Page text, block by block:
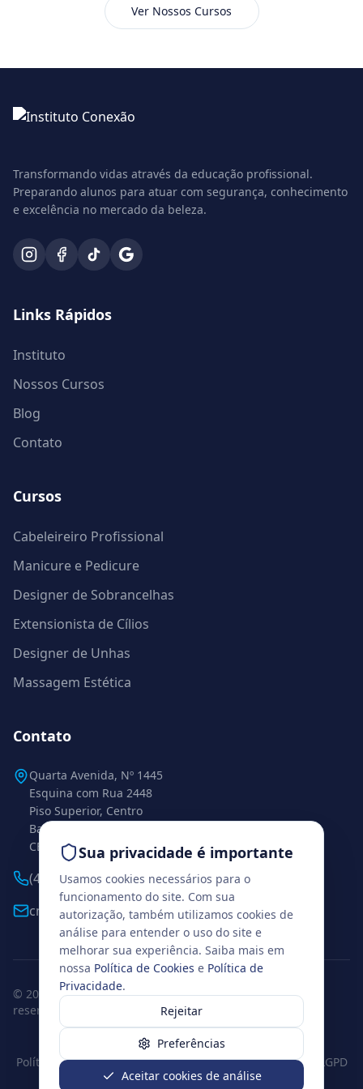
Ver Nossos Cursos
Transformando vidas através da educação profissional.
Preparando alunos para atuar com segurança, conhecimento
e excelência no mercado da beleza.
Links Rápidos
Instituto
Nossos Cursos
Blog
Contato
Cursos
Cabeleireiro Profissional
Manicure e Pedicure
Designer de Sobrancelhas
Extensionista de Cílios
Designer de Unhas
Massagem Estética
Contato
Quarta Avenida, Nº 1445
Esquina com Rua 2448
Piso Superior, Centro
Balneário Camboriú – SC
CEP 88338-112
(47) 99271-0925
cml.conexaobc@gmail.com
© 2026 www.institutoconexao.com.br. Todos os direitos
reservados.
Balneário Camboriú, Santa Catarina
Política de PrivacidadeTermos de UsoPolítica de Cookies
LGPD
Preferências de cookies
Sua privacidade é importante
Usamos cookies necessários para o
funcionamento do site. Com sua
autorização, também utilizamos cookies de
análise para entender o uso do site e
melhorar sua experiência. Saiba mais em
nossa Política de Cookies e Política de
Privacidade.
Rejeitar
Preferências
Aceitar cookies de análise